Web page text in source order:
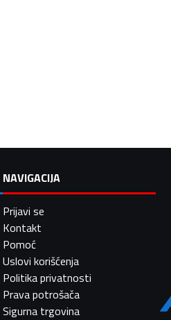
NAVIGACIJA
Prijavi se
Kontakt
Pomoć
Uslovi korišćenja
Politika privatnosti
Prava potrošača
Sigurna trgovina